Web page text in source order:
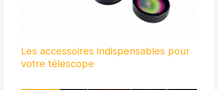
Les accessoires indispensables pour
votre télescope